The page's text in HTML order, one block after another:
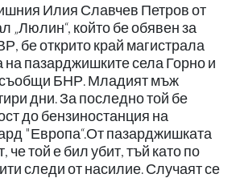
Илия Славчев Петров от
„Люлин“, който бе обявен за
бе открито край магистрала
на пазарджишките села Горно и
БНР. Младият мъж
дни. За последно той бе
до бензиностанция на
"Европа“.От пазарджишката
че той е бил убит, тъй като по
следи от насилие. Случаят се